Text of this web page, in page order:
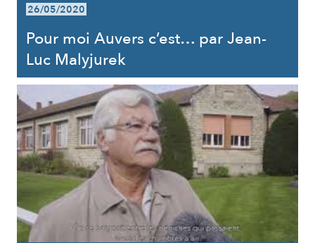
26/05/2020
Pour moi Auvers c’est… par Jean-
Luc Malyjurek